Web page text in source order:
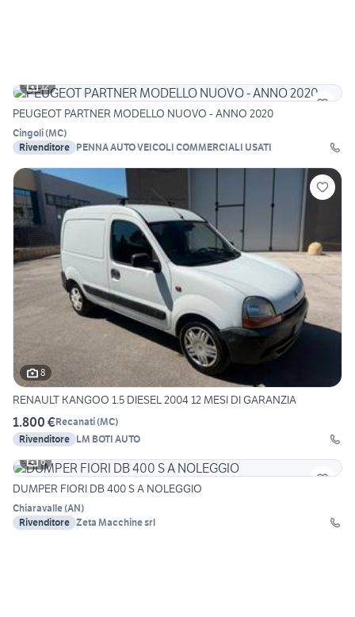
12
PEUGEOT PARTNER MODELLO NUOVO - ANNO 2020
Cingoli(MC)
Rivenditore PENNA AUTO VEICOLI COMMERCIALI USATI
8
RENAULT KANGOO 1.5 DIESEL 2004 12 MESI DI GARANZIA
1.800 €Recanati(MC)
Rivenditore LM BOTI AUTO
6
DUMPER FIORI DB 400 S A NOLEGGIO
Chiaravalle(AN)
Rivenditore Zeta Macchine srl